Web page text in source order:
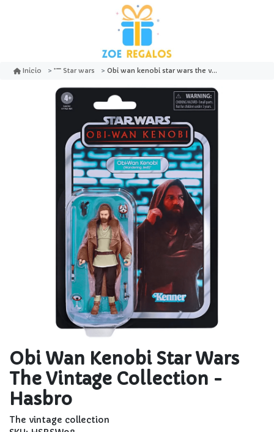
Inicio Star wars Obi wan kenobi star wars the vintage collection - hasbro
Obi Wan Kenobi Star Wars
The Vintage Collection -
Hasbro
The vintage collection